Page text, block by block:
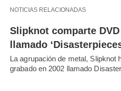
NOTICIAS RELACIONADAS
Slipknot comparte
llamado
La agrupación de metal, Slipknot
grabado en 2002 llamado